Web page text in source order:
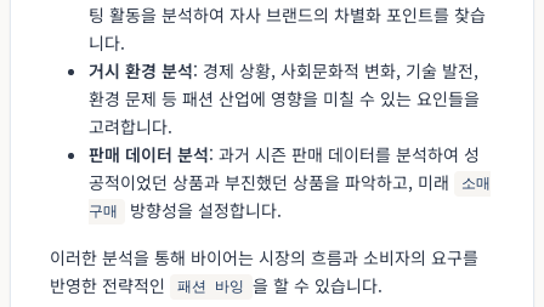
팅 활동을 분석하여 자사 브랜드의 차별화 포인트를 찾습
니다.
거시 환경 분석: 경제 상황, 사회문화적 변화, 기술 발전,
환경 문제 등 패션 산업에 영향을 미칠 수 있는 요인들을
고려합니다.
판매 데이터 분석: 과거 시즌 판매 데이터를 분석하여 성
공적이었던 상품과 부진했던 상품을 파악하고, 미래
소매
구매
방향성을 설정합니다.
이러한 분석을 통해 바이어는 시장의 흐름과 소비자의 요구를
반영한 전략적인
패션 바잉 을 할 수 있습니다.